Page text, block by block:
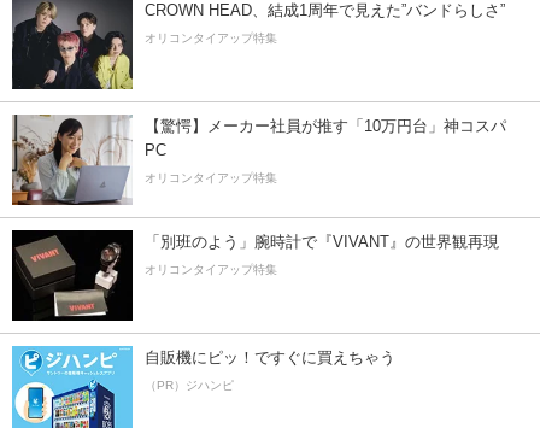
CROWN HEAD、結成1周年で見えた”バンドらしさ”
オリコンタイアップ特集
【驚愕】メーカー社員が推す「10万円台」神コスパ
PC
オリコンタイアップ特集
「別班のよう」腕時計で『VIVANT』の世界観再現
オリコンタイアップ特集
自販機にピッ！ですぐに買えちゃう
（PR）ジハンピ